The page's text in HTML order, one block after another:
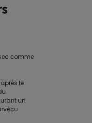
comme
le
un